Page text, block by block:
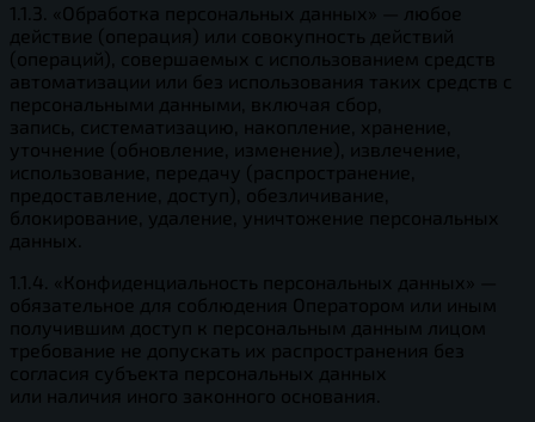
1.1.3. «Обработка персональных данных» — любое
действие (операция) или совокупность действий
(операций), совершаемых с использованием средств
автоматизации или без использования таких средств с
персональными данными, включая сбор,
запись, систематизацию, накопление, хранение,
уточнение (обновление, изменение), извлечение,
использование, передачу (распространение,
предоставление, доступ), обезличивание,
блокирование, удаление, уничтожение персональных
данных.
1.1.4. «Конфиденциальность персональных данных» —
обязательное для соблюдения Оператором или иным
получившим доступ к персональным данным лицом
требование не допускать их распространения без
согласия субъекта персональных данных
или наличия иного законного основания.